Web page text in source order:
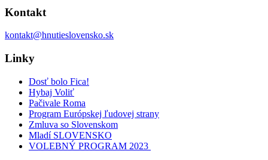
Kontakt
kontakt@hnutieslovensko.sk
Linky
Dosť bolo Fica!
Hybaj Voliť
Pačivale Roma
Program Európskej ľudovej strany
Zmluva so Slovenskom
Mladí SLOVENSKO
VOLEBNÝ PROGRAM 2023